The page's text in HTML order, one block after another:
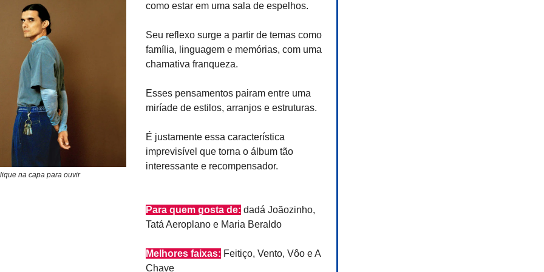
na capa para ouvir
como estar em uma sala de espelhos.
Seu reflexo surge a partir de temas como
família, linguagem e memórias, com uma
chamativa franqueza.
Esses pensamentos pairam entre uma
miríade de estilos, arranjos e estruturas.
É justamente essa característica
imprevisível que torna o álbum tão
interessante e recompensador.
Para quem gosta de: dadá Joãozinho,
Tatá Aeroplano e Maria Beraldo
Melhores faixas: Feitiço, Vento, Vôo e A
Chave